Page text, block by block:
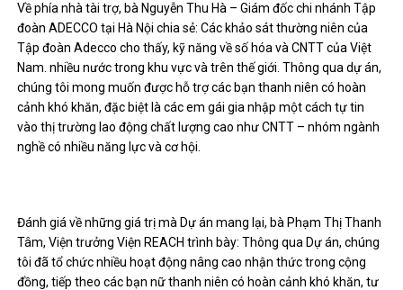
Về phía nhà tài trợ, bà Nguyễn Thu Hà – Giám đốc chi nhánh Tập
đoàn ADECCO tại Hà Nội chia sẻ: Các khảo sát thường niên của
Tập đoàn Adecco cho thấy, kỹ năng về số hóa và CNTT của Việt
Nam. nhiều nước trong khu vực và trên thế giới. Thông qua dự án,
chúng tôi mong muốn được hỗ trợ các bạn thanh niên có hoàn
cảnh khó khăn, đặc biệt là các em gái gia nhập một cách tự tin
vào thị trường lao động chất lượng cao như CNTT – nhóm ngành
nghề có nhiều năng lực và cơ hội.
Đánh giá về những giá trị mà Dự án mang lại, bà Phạm Thị Thanh
Tâm, Viện trưởng Viện REACH trình bày: Thông qua Dự án, chúng
tôi đã tổ chức nhiều hoạt động nâng cao nhận thức trong cộng
đồng, tiếp theo các bạn nữ thanh niên có hoàn cảnh khó khăn, tư